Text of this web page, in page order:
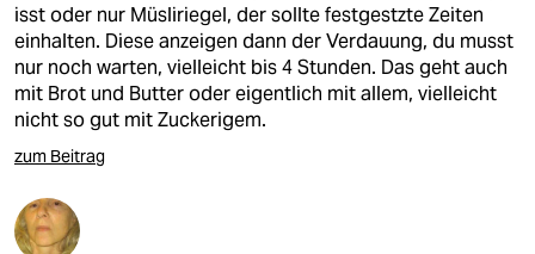
isst oder nur Müsliriegel, der sollte festgestzte Zeiten
einhalten. Diese anzeigen dann der Verdauung, du musst
nur noch warten, vielleicht bis 4 Stunden. Das geht auch
mit Brot und Butter oder eigentlich mit allem, vielleicht
nicht so gut mit Zuckerigem.
zum Beitrag